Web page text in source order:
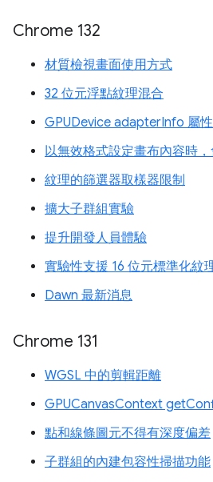
Chrome 132
材質檢視畫面使用方式
32 位元浮點紋理混合
GPUDevice adapterInfo 屬性
以無效格式設定畫布內容時
紋理的篩選器取樣器限制
擴大子群組實驗
提升開發人員體驗
實驗性支援 16 位元標準化紋
Dawn 最新消息
Chrome 131
WGSL 中的剪輯距離
GPUCanvasContext
點和線條圖元不得有深度偏差
子群組的內建包容性掃描功能